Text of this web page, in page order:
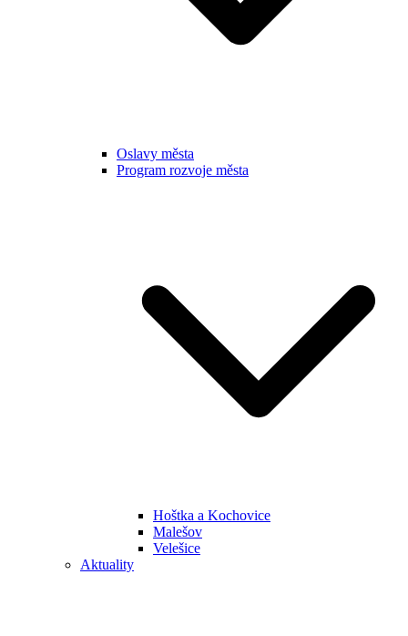
Oslavy města
Program rozvoje města
Hoštka a Kochovice
Malešov
Velešice
Aktuality